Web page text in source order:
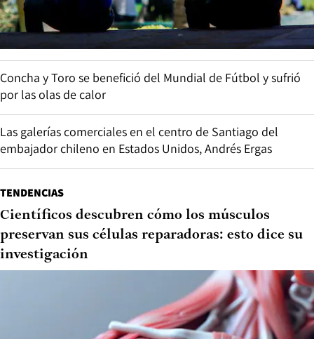
Concha y Toro se benefició del Mundial de Fútbol y sufrió
por las olas de calor
Las galerías comerciales en el centro de Santiago del
embajador chileno en Estados Unidos, Andrés Ergas
TENDENCIAS
Científicos descubren cómo los músculos
preservan sus células reparadoras: esto dice su
investigación